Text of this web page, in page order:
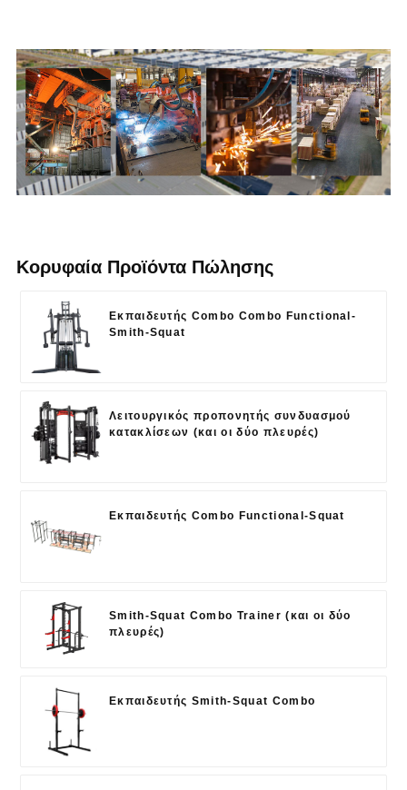
Κορυφαία Προϊόντα Πώλησης
Εκπαιδευτής Combo Combo Functional-
Smith-Squat
Λειτουργικός προπονητής συνδυασμού
κατακλίσεων (και οι δύο πλευρές)
Εκπαιδευτής Combo Functional-Squat
Smith-Squat Combo Trainer (και οι δύο
πλευρές)
Εκπαιδευτής Smith-Squat Combo